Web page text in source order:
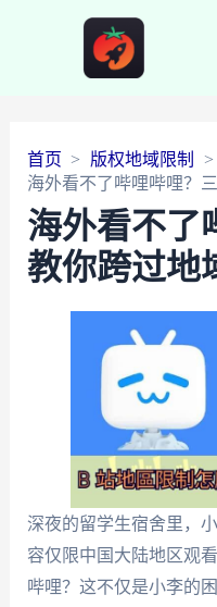
首页
版权地域限制
海外看不了哔哩哔哩？
海外看不了
教你跨过地
深夜的留学生宿舍里，
容仅限中国大陆地区观
哔哩？这不仅是小李的